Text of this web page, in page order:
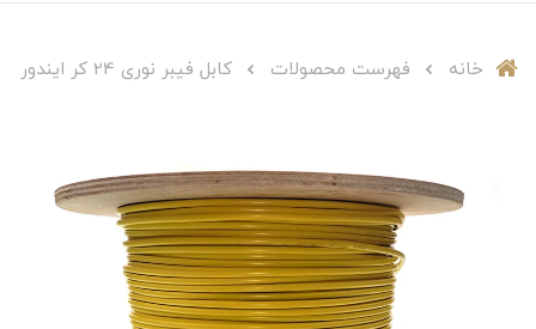
خانه فهرست محصولات کابل فیبر نوری 24 کر ایندور